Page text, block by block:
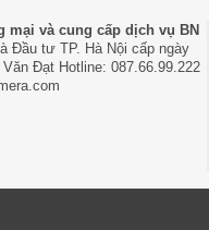
mại và cung cấp dịch vụ BN
Đầu tư TP. Hà Nội cấp ngày
Đạt Hotline: 087.66.99.222